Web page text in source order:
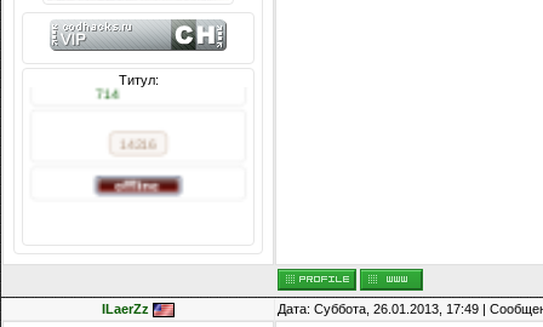
Титул:
Награды:714
Репутация:
14216
ILaerZz Дата: Суббота, 26.01.2013, 17:49 |